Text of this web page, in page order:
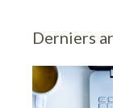
Derniers